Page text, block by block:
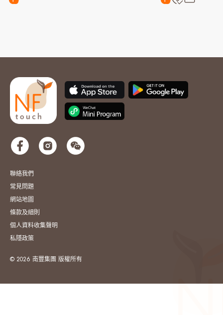
聯絡我們
常見問題
網站地圖
條款及細則
個人資料收集聲明
私隱政策
© 2026 南豐集團 版權所有